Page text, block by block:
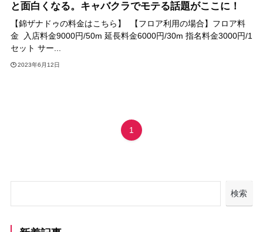
と面白くなる。キャバクラでモテる話題がここに！
【錦ザナドゥの料金はこちら】 【フロア利用の場合】フロア料
金 入店料金9000円/50m 延長料金6000円/30m 指名料金3000円/1
セット サー...
2023年6月12日
1
検索